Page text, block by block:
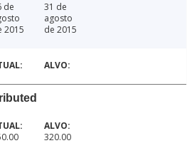
de
2015
31 de
agosto
de 2015
320.00